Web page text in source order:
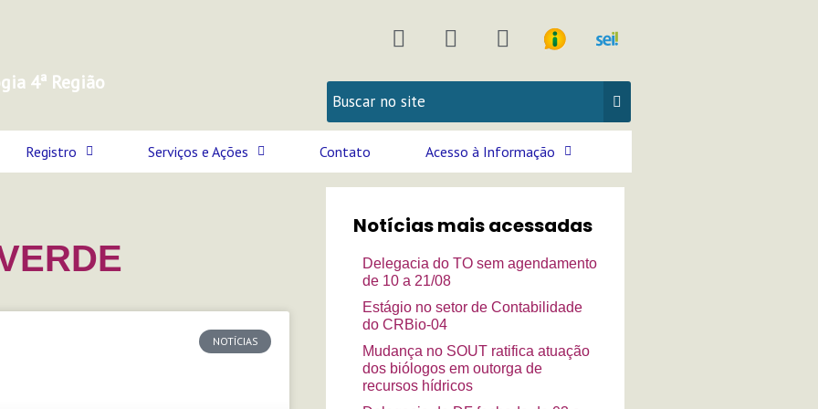
4ª Região
I
n
t
a
r
a
m
Y
o
u
b
e
T
i
o
k
Registro Serviços e Ações Contato Acesso à Informação
NOTÍCIAS
Notícias mais acessadas
Delegacia do TO sem agendamento
de 10 a 21/08
Estágio no setor de Contabilidade
do CRBio-04
Mudança no SOUT ratifica atuação
dos biólogos em outorga de
recursos hídricos